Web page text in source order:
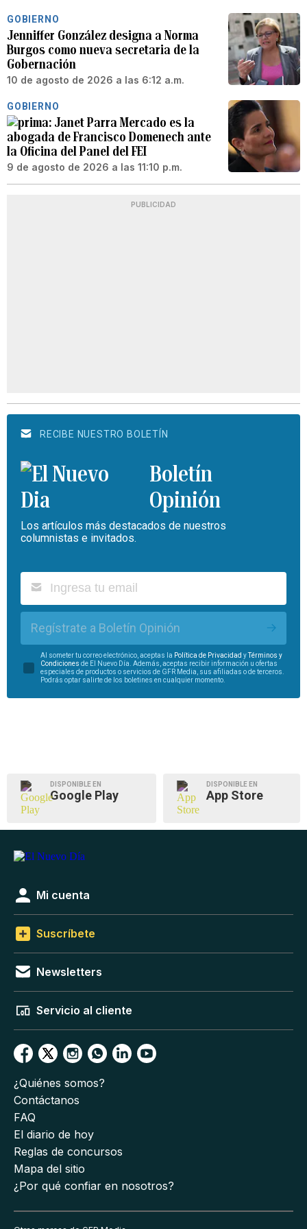
GOBIERNO
Jenniffer González designa a Norma
Burgos como nueva secretaria de la
Gobernación
10 de agosto de 2026 a las 6:12 a.m.
GOBIERNO
Janet Parra Mercado es la
abogada de Francisco Domenech ante
la Oficina del Panel del FEI
9 de agosto de 2026 a las 11:10 p.m.
PUBLICIDAD
RECIBE NUESTRO BOLETÍN
Boletín
Opinión
Los artículos más destacados de nuestros
columnistas e invitados.
Regístrate a Boletín Opinión
Al someter tu correo electrónico, aceptas la Política de Privacidad yTérminos y
Condiciones de El Nuevo Día. Además, aceptas recibir información u ofertas
especiales de productos o servicios de GFR Media, sus afiliadas o de terceros.
Podrás optar salirte de los boletines en cualquier momento.
DISPONIBLE EN
Google Play
DISPONIBLE EN
App Store
Mi cuenta
Suscríbete
Newsletters
Servicio al cliente
¿Quiénes somos?
Contáctanos
FAQ
El diario de hoy
Reglas de concursos
Mapa del sitio
¿Por qué confiar en nosotros?